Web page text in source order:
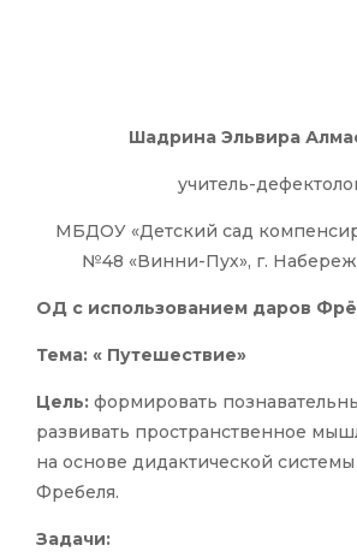
Шадрина Эльвира
учитель-
МБДОУ «Детский сад
№48 «Винни-Пух», г.
ОД с использованием даров
Тема: « Путешествие»
Цель: формировать
развивать пространственное
на основе дидактической
Фребеля.
Задачи: